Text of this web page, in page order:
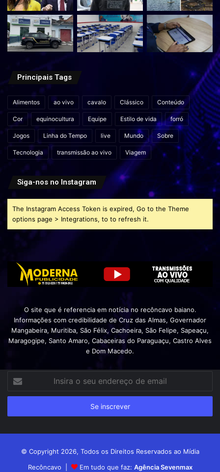
Principais Tags
Alimentos ao vivo cavalo Clássico Conteúdo
Cor equinocultura Equipe Estilo de vida forró
Jogos Linha do Tempo live Mundo Sobre
Tecnologia transmissão ao vivo Viagem
Siga-nos no Instagram
The Instagram Access Token is expired, Go to the Theme
options page > Integrations, to to refresh it.
O site que é referencia em notícia no recôncavo baiano.
Informações com credibilidade de Cruz das Almas, Governador
Mangabeira, Muritiba, São Félix, Cachoeira, São Felipe, Sapeaçu,
Maragogipe, Santo Amaro, Cabaceiras do Paraguaçu, Castro Alves
e Dom Macedo.
seu
de
© Copyright 2026, Todos os Direitos Reservados ao Mídia
Recôncavo |
Em tudo que faz: Agência Sevenmax